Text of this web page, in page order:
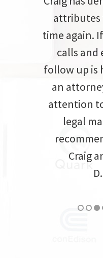
attributes
time again.
calls and
follow up is
an
attention
legal
Craig